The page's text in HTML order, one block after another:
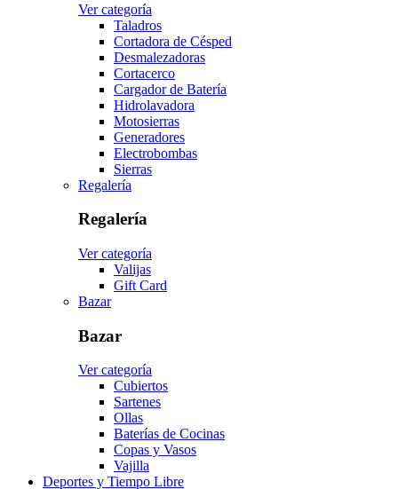
Ver categoría
Taladros
Cortadora de Césped
Desmalezadoras
Cortacerco
Cargador de Batería
Hidrolavadora
Motosierras
Generadores
Electrobombas
Sierras
Regalería
Regalería
Ver categoría
Valijas
Gift Card
Bazar
Bazar
Ver categoría
Cubiertos
Sartenes
Ollas
Baterías de Cocinas
Copas y Vasos
Vajilla
Deportes y Tiempo Libre